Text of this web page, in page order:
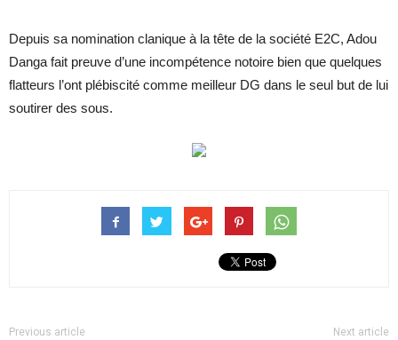
Depuis sa nomination clanique à la tête de la société E2C, Adou
Danga fait preuve d’une incompétence notoire bien que quelques
flatteurs l’ont plébiscité comme meilleur DG dans le seul but de lui
soutirer des sous.
Previous article Next article